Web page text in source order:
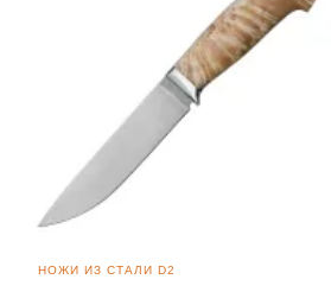
НОЖИ ИЗ СТАЛИ D2